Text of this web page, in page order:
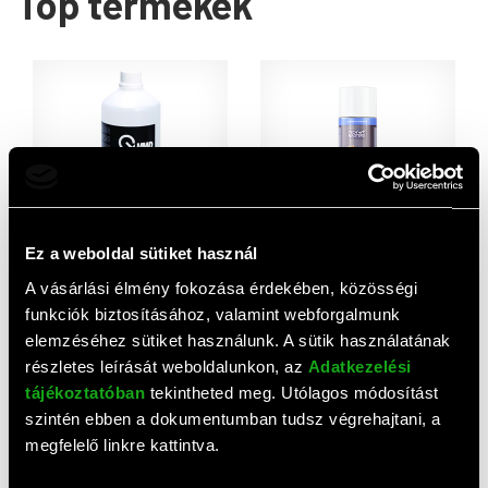
Ez a weboldal sütiket használ
A vásárlási élmény fokozása érdekében, közösségi
funkciók biztosításához, valamint webforgalmunk
elemzéséhez sütiket használunk. A sütik használatának
részletes leírását weboldalunkon, az Adatkezelési
tájékoztatóban tekintheted meg. Utólagos módosítást
szintén ebben a dokumentumban tudsz végrehajtani, a
megfelelő linkre kattintva.
1000ml 98%
3 340 HUF
ml)
6 500 HUF